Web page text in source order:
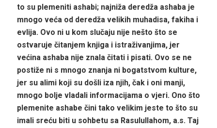
to su plemeniti ashabi; najniža deredža ashaba je
mnogo veća od deredža velikih muhadisa, fakiha i
evlija. Ovo ni u kom slučaju nije nešto što se
ostvaruje čitanjem knjiga i istraživanjima, jer
većina ashaba nije znala čitati i pisati. Ovo se ne
postiže ni s mnogo znanja ni bogatstvom kulture,
jer su alimi koji su došli iza njih, čak i oni manji,
mnogo bolje vladali informacijama o vjeri. Ono što
plemenite ashabe čini tako velikim jeste to što su
imali sreću biti u sohbetu sa Rasulullahom, a.s. Taj